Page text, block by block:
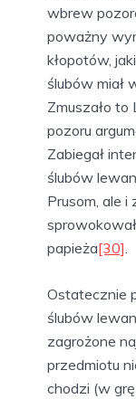
wbrew
poważny
kłopotów,
ślubów miał
Zmuszało to
pozoru
Zabiegał
ślubów
Prusom, ale
papieża[30].
Ostatecznie
ślubów
zagrożone
przedmiotu
chodzi (w